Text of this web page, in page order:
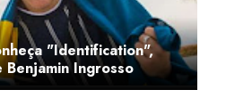
"Identification",
Ingrosso